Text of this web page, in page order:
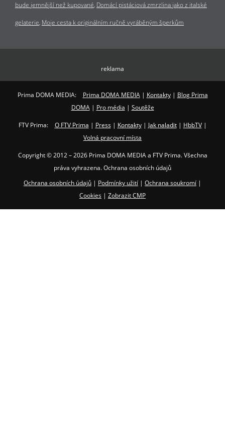
bude jemnější než kupované Domácí pistáciová zmrzlina jako z italské
gelaterie Moje cesta k originálním ručně vyráběným šperkům
reklama
Prima DOMA MEDIA: Prima DOMA MEDIA| Kontakty| Blog Prima
DOMA| Pro média | Soutěže
FTV Prima: O FTV Prima | Press| Kontakty| Jak naladit| HbbTV|
Volná pracovní místa
Copyright © 2012 – 2026 Prima DOMA MEDIA a FTV Prima. Všechna
práva vyhrazena. Ochrana osobních údajů
Ochrana osobních údajů | Podmínky užití | Ochrana soukromí |
Cookies | Zobrazit CMP